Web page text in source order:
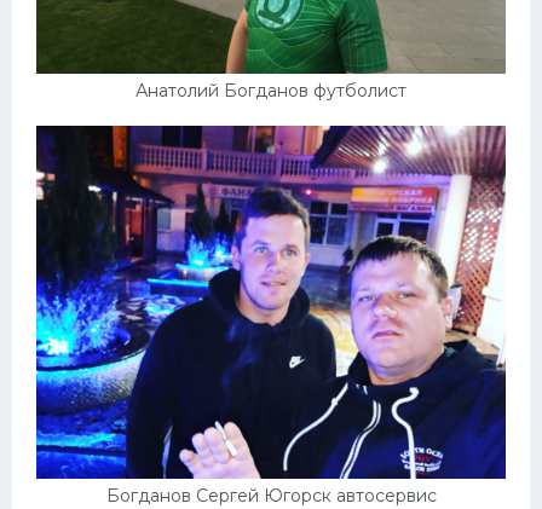
Анатолий Богданов футболист
Богданов Сергей Югорск автосервис